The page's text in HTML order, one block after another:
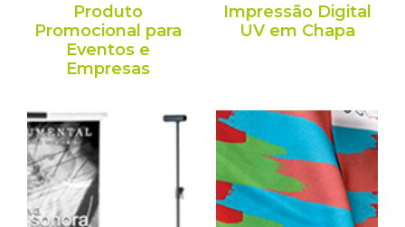
Produto
Promocional para
Eventos e
Empresas
Impressão Digital
UV em Chapa